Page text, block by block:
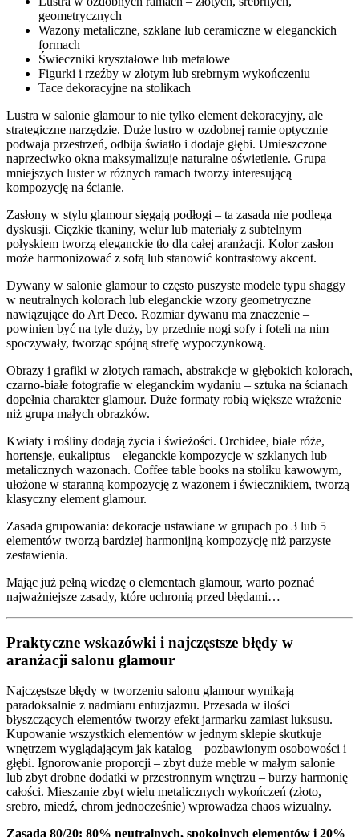
geometrycznych
Wazony metaliczne, szklane lub ceramiczne w eleganckich
formach
Świeczniki kryształowe lub metalowe
Figurki i rzeźby w złotym lub srebrnym wykończeniu
Tace dekoracyjne na stolikach
Lustra w salonie glamour to nie tylko element dekoracyjny, ale
strategiczne narzędzie. Duże lustro w ozdobnej ramie optycznie
podwaja przestrzeń, odbija światło i dodaje głębi. Umieszczone
naprzeciwko okna maksymalizuje naturalne oświetlenie. Grupa
mniejszych luster w różnych ramach tworzy interesującą
kompozycję na ścianie.
Zasłony w stylu glamour sięgają podłogi – ta zasada nie podlega
dyskusji. Ciężkie tkaniny, welur lub materiały z subtelnym
połyskiem tworzą eleganckie tło dla całej aranżacji. Kolor zasłon
może harmonizować z sofą lub stanowić kontrastowy akcent.
Dywany w salonie glamour to często puszyste modele typu shaggy
w neutralnych kolorach lub eleganckie wzory geometryczne
nawiązujące do Art Deco. Rozmiar dywanu ma znaczenie –
powinien być na tyle duży, by przednie nogi sofy i foteli na nim
spoczywały, tworząc spójną strefę wypoczynkową.
Obrazy i grafiki w złotych ramach, abstrakcje w głębokich kolorach,
czarno-białe fotografie w eleganckim wydaniu – sztuka na ścianach
dopełnia charakter glamour. Duże formaty robią większe wrażenie
niż grupa małych obrazków.
Kwiaty i rośliny dodają życia i świeżości. Orchidee, białe róże,
hortensje, eukaliptus – eleganckie kompozycje w szklanych lub
metalicznych wazonach. Coffee table books na stoliku kawowym,
ułożone w staranną kompozycję z wazonem i świecznikiem, tworzą
klasyczny element glamour.
Zasada grupowania: dekoracje ustawiane w grupach po 3 lub 5
elementów tworzą bardziej harmonijną kompozycję niż parzyste
zestawienia.
Mając już pełną wiedzę o elementach glamour, warto poznać
najważniejsze zasady, które uchronią przed błędami…
Praktyczne wskazówki i najczęstsze błędy w
aranżacji salonu glamour
Najczęstsze błędy w tworzeniu salonu glamour wynikają
paradoksalnie z nadmiaru entuzjazmu. Przesada w ilości
błyszczących elementów tworzy efekt jarmarku zamiast luksusu.
Kupowanie wszystkich elementów w jednym sklepie skutkuje
wnętrzem wyglądającym jak katalog – pozbawionym osobowości i
głębi. Ignorowanie proporcji – zbyt duże meble w małym salonie
lub zbyt drobne dodatki w przestronnym wnętrzu – burzy harmonię
całości. Mieszanie zbyt wielu metalicznych wykończeń (złoto,
srebro, miedź, chrom jednocześnie) wprowadza chaos wizualny.
Zasada 80/20: 80% neutralnych, spokojnych elementów i 20%